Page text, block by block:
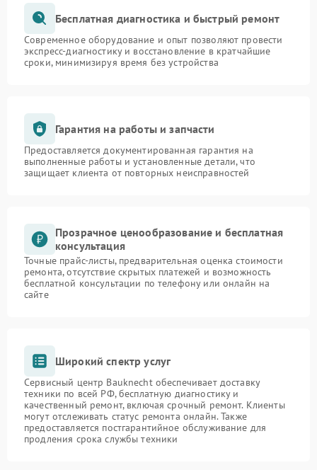
Бесплатная диагностика и быстрый ремонт
Современное оборудование и опыт позволяют провести
экспресс-диагностику и восстановление в кратчайшие
сроки, минимизируя время без устройства
Гарантия на работы и запчасти
Предоставляется документированная гарантия на
выполненные работы и установленные детали, что
защищает клиента от повторных неисправностей
Прозрачное ценообразование и бесплатная
консультация
Точные прайс-листы, предварительная оценка стоимости
ремонта, отсутствие скрытых платежей и возможность
бесплатной консультации по телефону или онлайн на
сайте
Широкий спектр услуг
Сервисный центр Bauknecht обеспечивает доставку
техники по всей РФ, бесплатную диагностику и
качественный ремонт, включая срочный ремонт. Клиенты
могут отслеживать статус ремонта онлайн. Также
предоставляется постгарантийное обслуживание для
продления срока службы техники